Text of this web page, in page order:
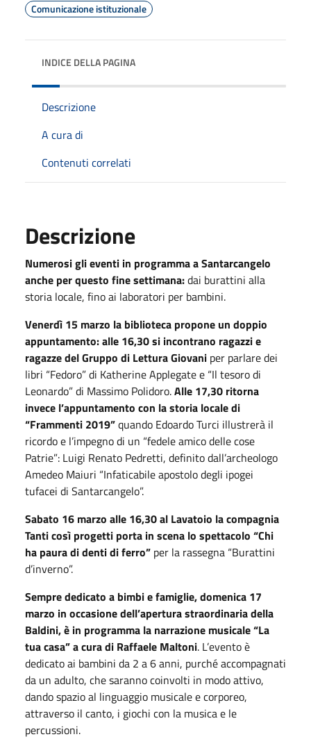
Comunicazione istituzionale
INDICE DELLA PAGINA
Descrizione
A cura di
Contenuti correlati
Descrizione
Numerosi gli eventi in programma a Santarcangelo
anche per questo fine settimana:dai burattini alla
storia locale, fino ai laboratori per bambini.
Venerdì 15 marzo la biblioteca propone un doppio
appuntamento: alle 16,30 si incontrano ragazzi e
ragazze del Gruppo di Lettura Giovani per parlare dei
libri “Fedoro” di Katherine Applegate e “Il tesoro di
Leonardo” di Massimo Polidoro.Alle 17,30 ritorna
invece l’appuntamento con la storia locale di
“Frammenti 2019”quando Edoardo Turci illustrerà il
ricordo e l’impegno di un “fedele amico delle cose
Patrie”: Luigi Renato Pedretti, definito dall’archeologo
Amedeo Maiuri “Infaticabile apostolo degli ipogei
tufacei di Santarcangelo”.
Sabato 16 marzo alle 16,30 al Lavatoio la compagnia
Tanti così progetti porta in scena lo spettacolo “Chi
ha paura di denti di ferro” per la rassegna “Burattini
d’inverno”.
Sempre dedicato a bimbi e famiglie, domenica 17
marzo in occasione dell’apertura straordinaria della
Baldini, è in programma la narrazione musicale “La
tua casa” a cura di Raffaele Maltoni. L’evento è
dedicato ai bambini da 2 a 6 anni, purché accompagnati
da un adulto, che saranno coinvolti in modo attivo,
dando spazio al linguaggio musicale e corporeo,
attraverso il canto, i giochi con la musica e le
percussioni.